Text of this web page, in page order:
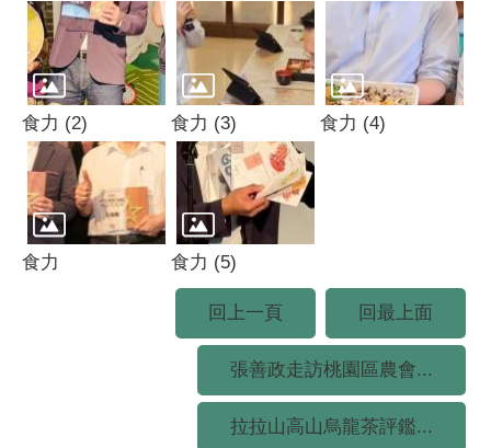
食力 (2) 食力 (3) 食力 (4)
食力 食力 (5)
回上一頁 回最上面
張善政走訪桃園區農會...
拉拉山高山烏龍茶評鑑...